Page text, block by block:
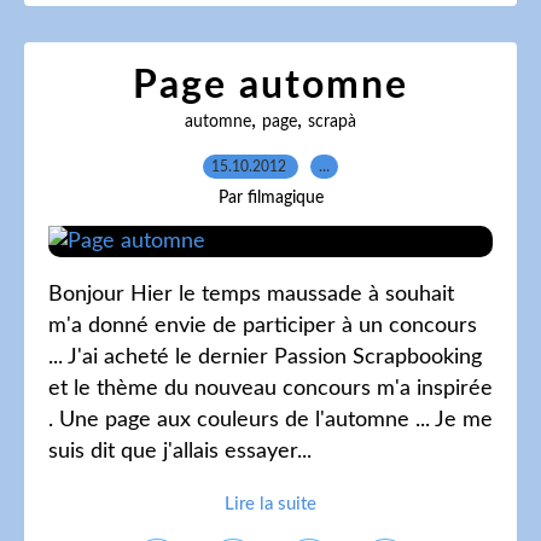
Page automne
automne, page, scrapà
15.10.2012 …
Par filmagique
Bonjour Hier le temps maussade à souhait
m'a donné envie de participer à un concours
... J'ai acheté le dernier Passion Scrapbooking
et le thème du nouveau concours m'a inspirée
. Une page aux couleurs de l'automne ... Je me
suis dit que j'allais essayer...
Lire la suite